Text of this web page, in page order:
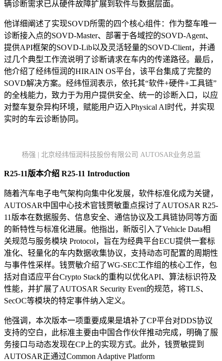
辆诊断需求已从硬件故障扩展到软件与数据层面。
他详细阐述了实现SOVD所需的四个核心组件：作为整车唯一
诊断接入点的SOVD-Master、部署于各域控的SOVD-Agent、
提供API框架的SOVD-Lib以及灵活轻量的SOVD-Client，并通
过几个典型工作流说明了诊断请求在车内的传递路径。最后，
他介绍了经纬恒润的HIRAIN OS平台，该平台集成了完整的
SOVD解决方案。经纬恒润表示，依托其“软件+硬件+工具链”
的全栈能力，致力于为用户提供安全、统一的诊断入口，以应
对整车复杂异构环境，赋能用户迈入Physical AI时代，并实现
实时的车云诊断协同。
杨强 | 北京经纬恒润科技股份有限公司 AUTOSAR业务总监
R25-11版本介绍 R25-11 Introduction
随着汽车电子电气架构向集中化发展，软件标准化成为关键，
AUTOSAR中国中心技术官钱贾敏重点探讨了AUTOSAR R25-
11版本在数据服务、信息安全、通信协议及工具链协同等方面
的新特性与标准化进展。他指出，新版引入了Vehicle Data相
关规范与服务模块 Protocol，旨在为经典平台ECU提供一套标
准化、轻量化的车内数据收集协议，支持动态可配置的周期性
与事件性采样。钱贾敏介绍了WG-SEC工作组的核心工作，包
括对自适应平台Crypto Stack的重构以优化API、算法标识符及
性能，并扩展了AUTOSAR Security Event的规范，将TLS、
SecOC等模块的特定事件纳入定义。
他强调，本次版本一项重要成果是填补了CP平台对DDS协议
支持的空白，此标准主要由中国合作伙伴推动完成，明确了服
务接口与动态发现在CP上的实现方式。此外，钱贾敏提到
AUTOSAR正通过Common Adaptive Platform